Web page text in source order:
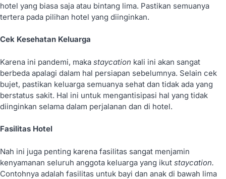
hotel yang biasa saja atau bintang lima. Pastikan semuanya
tertera pada pilihan hotel yang diinginkan.
Cek Kesehatan Keluarga
Karena ini pandemi, maka staycation kali ini akan sangat
berbeda apalagi dalam hal persiapan sebelumnya. Selain cek
bujet, pastikan keluarga semuanya sehat dan tidak ada yang
berstatus sakit. Hal ini untuk mengantisipasi hal yang tidak
diinginkan selama dalam perjalanan dan di hotel.
Fasilitas Hotel
Nah ini juga penting karena fasilitas sangat menjamin
kenyamanan seluruh anggota keluarga yang ikut staycation.
Contohnya adalah fasilitas untuk bayi dan anak di bawah lima